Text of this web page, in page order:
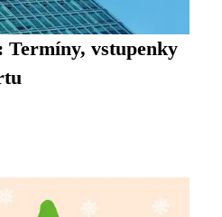
Termíny, vstupenky